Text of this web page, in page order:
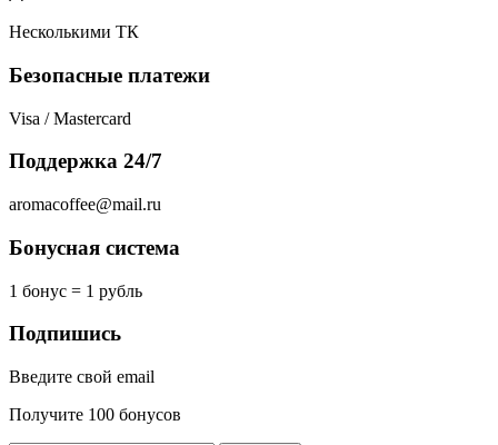
Несколькими ТК
Безопасные платежи
Visa / Mastercard
Поддержка 24/7
aromacoffee@mail.ru
Бонусная система
1 бонус = 1 рубль
Подпишись
Введите свой email
Получите 100 бонусов